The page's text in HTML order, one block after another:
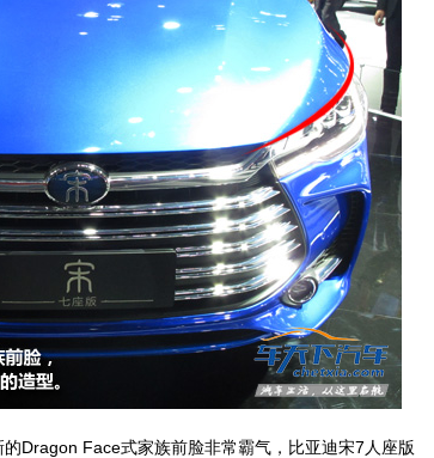
Face式家族前脸非常霸气，比亚迪宋7人座版